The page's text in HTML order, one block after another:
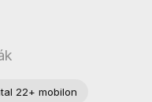
22+ mobilon